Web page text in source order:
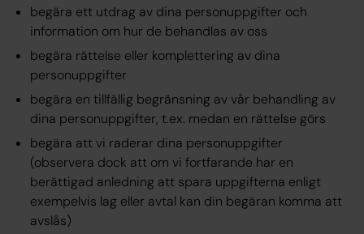
begära ett utdrag av dina personuppgifter och
information om hur de behandlas av oss
begära rättelse eller komplettering av dina
personuppgifter
begära en tillfällig begränsning av vår behandling av
dina personuppgifter, t.ex. medan en rättelse görs
begära att vi raderar dina personuppgifter
(observera dock att om vi fortfarande har en
berättigad anledning att spara uppgifterna enligt
exempelvis lag eller avtal kan din begäran komma att
avslås)